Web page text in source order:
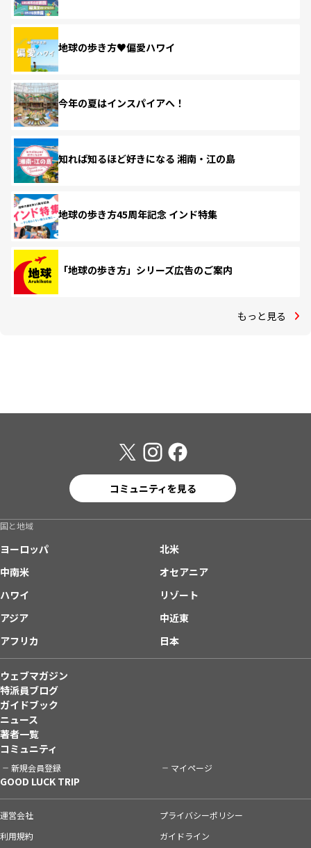
地球の歩き方♥偏愛ハワイ
今年の夏はインスパイアへ！
知れば知るほど好きになる 湘南・江の島
地球の歩き方45周年記念 インド特集
「地球の歩き方」シリーズ広告のご案内
もっと見る
コミュニティを見る
国と地域
ヨーロッパ
北米
中南米
オセアニア
ハワイ
リゾート
アジア
中近東
アフリカ
日本
ウェブマガジン
特派員ブログ
ガイドブック
ニュース
著者一覧
コミュニティ
新規会員登録 マイページ
GOOD LUCK TRIP
運営会社
プライバシーポリシー
利用規約
ガイドライン